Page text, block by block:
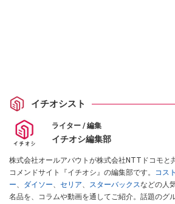
イチオシスト
ライター / 編集
イチオシ編集部
株式会社オールアバウトが株式会社NTTドコモと
コメンドサイト『イチオシ』の編集部です。 コス
ー、 ダイソー、 セリア、 スターバックスなどの人
名品を、コラムや動画を通してご紹介。話題のグ